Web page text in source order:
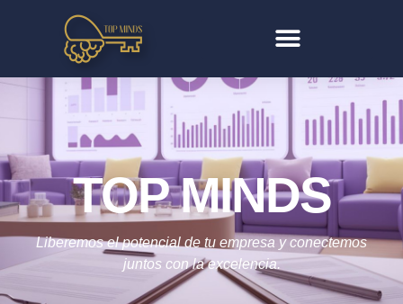
TOP MINDS
Liberemos el potencial de tu empresa y conectemos
juntos con la excelencia.